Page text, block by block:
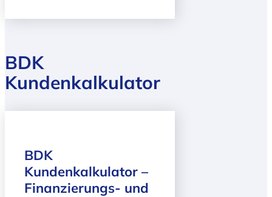
BDK
Kundenkalkulator
BDK
Kundenkalkulator –
Finanzierungs- und